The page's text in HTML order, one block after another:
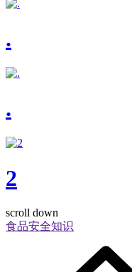
.
.
2
scroll down
食品安全知识